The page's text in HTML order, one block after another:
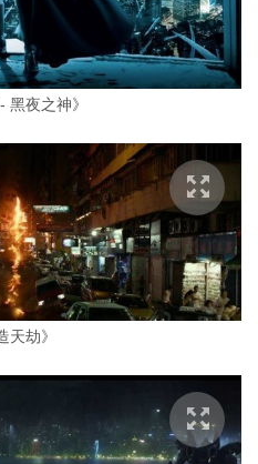
黑夜之神》
天劫》